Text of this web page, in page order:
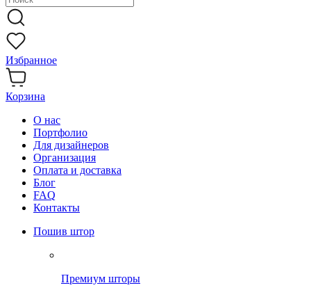
Избранное
Корзина
О нас
Портфолио
Для дизайнеров
Организация
Оплата и доставка
Блог
FAQ
Контакты
Пошив штор
Премиум шторы